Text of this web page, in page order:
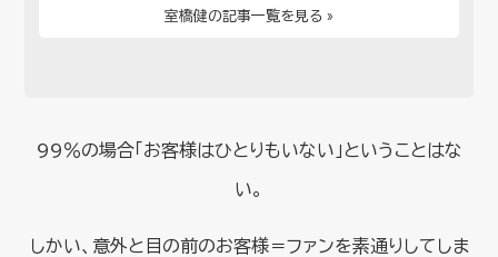
室橋健の記事一覧を見る »
99％の場合「お客様はひとりもいない」ということはな
い。
しかい、意外と目の前のお客様＝ファンを素通りしてしま